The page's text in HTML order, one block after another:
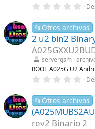
a
(
s
)
0
0
0
e
s
t
r
e
l
a
(
s
)
📂Otros archivos
2 u2 bin2
servergsm
ROOT A025G U2
0
0
0
e
s
t
📂Otros archivos
rev2 Binario 2